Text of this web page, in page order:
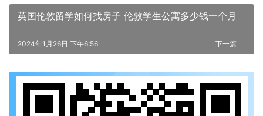
英国伦敦留学如何找房子 伦敦学生公寓多少钱一个月
下一篇
2024年1月26日 下午6:56